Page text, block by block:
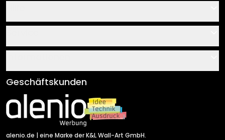
Über uns
Klebe- und Montageanleitungen
Newsletter An-/Abmeldung
Sendungsverfolgung
AGB
Impressum
Versand & Zahlung
Rücksendung
Geschäftskunden
alenio.de | eine Marke der K&L Wall-Art GmbH.